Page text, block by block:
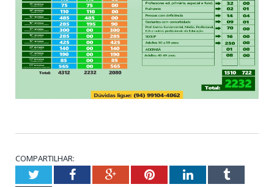
COMPARTILHAR:
TwitterFacebookGoogle+PinterestLinkedInTumblr